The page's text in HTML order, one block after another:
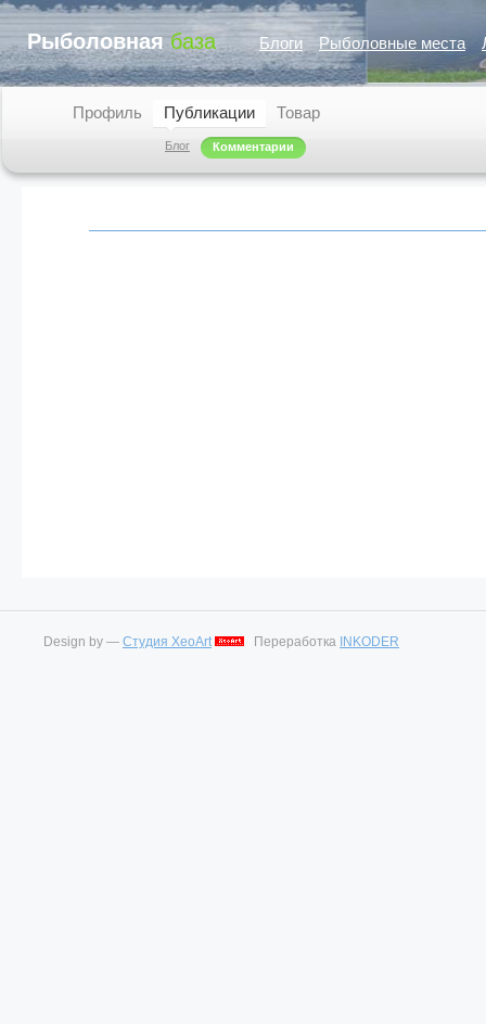
Рыболовная база Блоги Рыболовные места
Профиль Публикации
Блог Комментарии
Товар
Design by — Студия XeoArt Переработка INKODER